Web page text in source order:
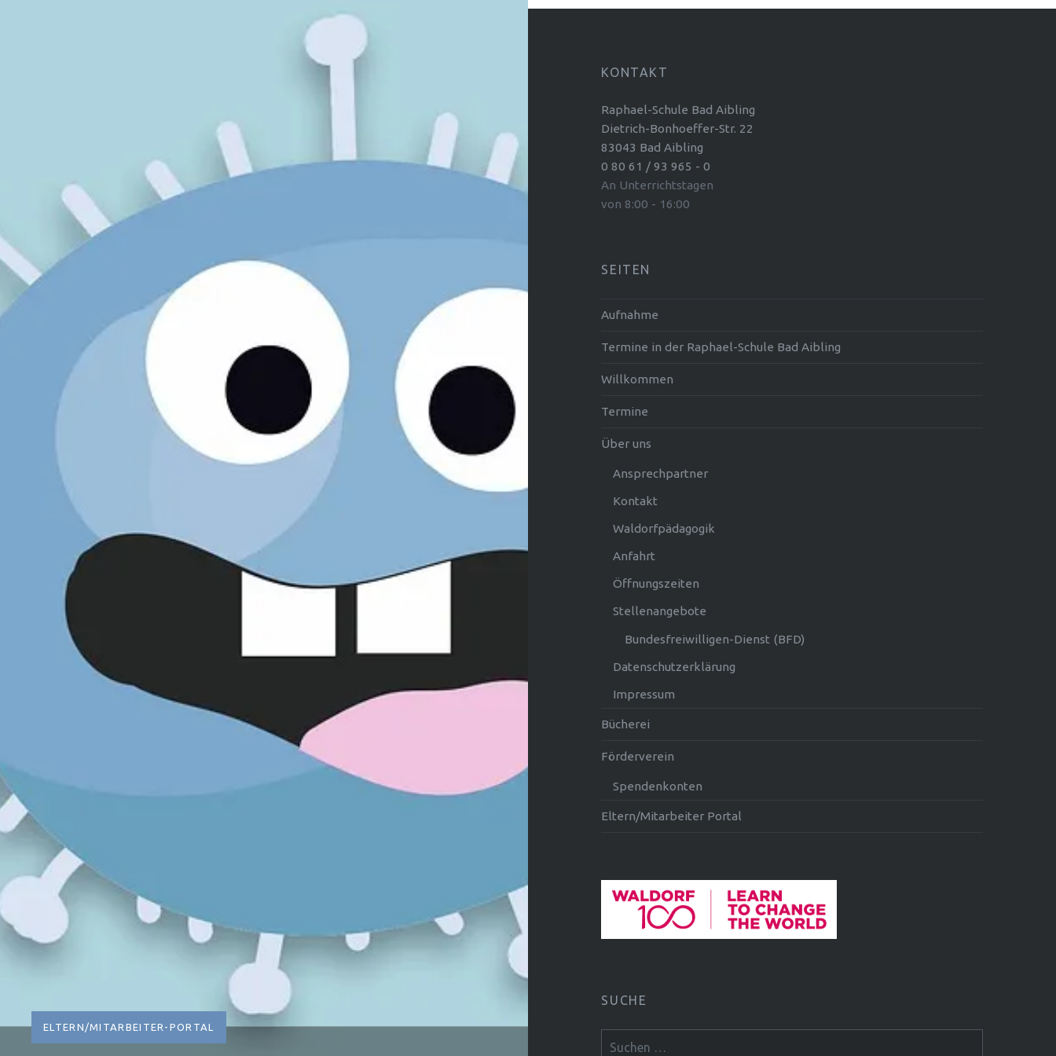
ELTERN/MITARBEITER-PORTAL
KONTAKT
Raphael-Schule Bad Aibling
Dietrich-Bonhoeffer-Str. 22
83043 Bad Aibling
0 80 61 / 93 965 - 0
An Unterrichtstagen
von 8:00 - 16:00
SEITEN
Aufnahme
Termine in der Raphael-Schule Bad Aibling
Willkommen
Termine
Über uns
Ansprechpartner
Kontakt
Waldorfpädagogik
Anfahrt
Öffnungszeiten
Stellenangebote
Bundesfreiwilligen-Dienst (BFD)
Datenschutzerklärung
Impressum
Bücherei
Förderverein
Spendenkonten
Eltern/Mitarbeiter Portal
SUCHE